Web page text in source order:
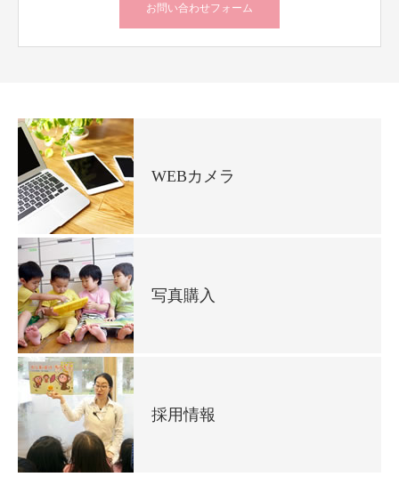
お問い合わせフォーム
WEBカメラ
写真購入
採用情報